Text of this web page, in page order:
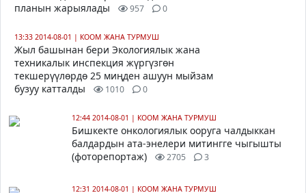
планын жарыялады
957 0
13:33 2014-08-01 | КООМ ЖАНА ТУРМУШ
Жыл башынан бери Экологиялык жана
техникалык инспекция жүргүзгөн
текшерүүлөрдө 25 миңден ашуун мыйзам
бузуу катталды
1010 0
12:44 2014-08-01 | КООМ ЖАНА ТУРМУШ
Бишкектеонкологиялык ооруга чалдыккан
балдардын ата-энелери митингге чыгышты
(фоторепортаж)
2705 3
12:31 2014-08-01 | КООМ ЖАНА ТУРМУШ